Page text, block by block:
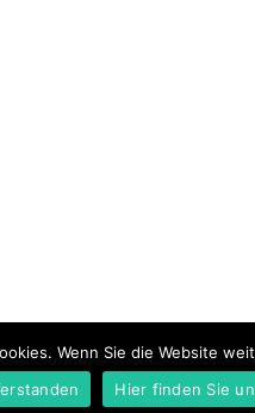
Wenn Sie die Website
Hier finden Sie